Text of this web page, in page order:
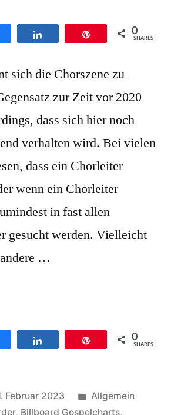
controll
0
SHARES
sich die Chorszene zu
zur Zeit vor 2020
dass sich hier noch
verhalten wird. Bei vielen
dass ein Chorleiter
wenn ein Chorleiter
in fast allen
gesucht werden. Vielleicht
…
0
SHARES
Februar 2023
Veröffentlicht
unter
Allgemein
, Billboard Gospelcharts,